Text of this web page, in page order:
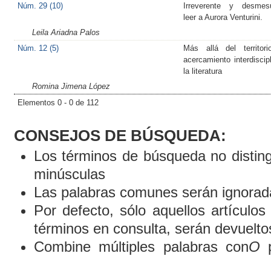
Núm. 29 (10)
Irreverente y
leer a Aurora Venturini.
Leila Ariadna Palos
Núm. 12 (5)
Más allá del
acercamiento
la literatura
Romina Jimena López
Elementos 0 - 0 de 112
CONSEJOS DE BÚSQUEDA:
Los términos de búsqueda no
minúsculas
Las palabras comunes serán
Por defecto, sólo aquellos artículos
términos en consulta, serán
Combine múltiples palabras conO